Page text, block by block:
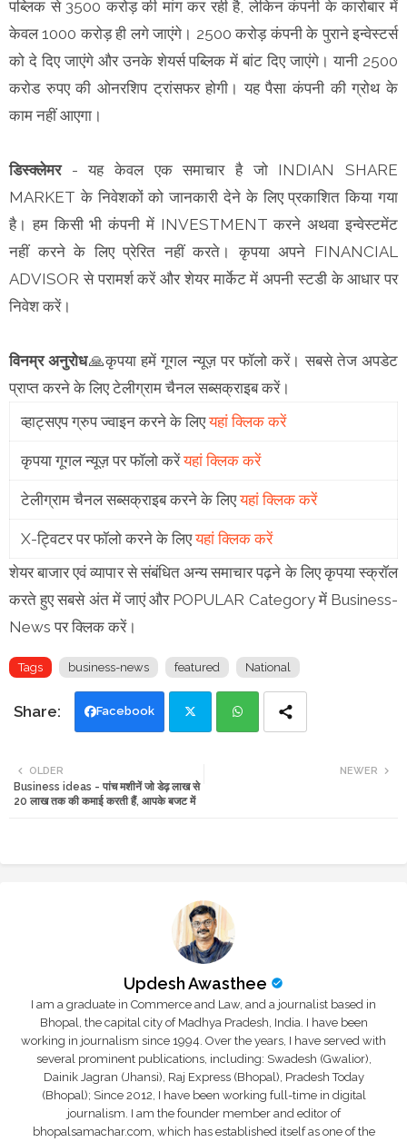
पब्लिक से 3500 करोड़ की मांग कर रही है, लेकिन कंपनी के कारोबार में
केवल 1000 करोड़ ही लगे जाएंगे। 2500 करोड़ कंपनी के पुराने इन्वेस्टर्स
को दे दिए जाएंगे और उनके शेयर्स पब्लिक में बांट दिए जाएंगे। यानी 2500
करोड रुपए की ओनरशिप ट्रांसफर होगी। यह पैसा कंपनी की ग्रोथ के
काम नहीं आएगा।
डिस्क्लेमर - यह केवल एक समाचार है जो INDIAN SHARE
MARKET के निवेशकों को जानकारी देने के लिए प्रकाशित किया गया
है। हम किसी भी कंपनी में INVESTMENT करने अथवा इन्वेस्टमेंट
नहीं करने के लिए प्रेरित नहीं करते। कृपया अपने FINANCIAL
ADVISOR से परामर्श करें और शेयर मार्केट में अपनी स्टडी के आधार पर
निवेश करें।
विनम्र अनुरोध🙏कृपया हमें गूगल न्यूज़ पर फॉलो करें। सबसे तेज अपडेट
प्राप्त करने के लिए टेलीग्राम चैनल सब्सक्राइब करें।
व्हाट्सएप ग्रुप ज्वाइन करने के लिएयहां क्लिक करें
कृपया गूगल न्यूज़ पर फॉलो करेंयहां क्लिक करें
टेलीग्राम चैनल सब्सक्राइब करने के लिएयहां क्लिक करें
X-ट्विटर पर फॉलो करने के लिएयहां क्लिक करें
शेयर बाजार एवं व्यापार से संबंधित अन्य समाचार पढ़ने के लिए कृपया स्क्रॉल
करते हुए सबसे अंत में जाएं और POPULAR Category में Business-
News पर क्लिक करें।
Tags business-news featured National
Facebook
tte
NEWER
OLDER
Business ideas - पांच मशीनें जो डेढ़ लाख से
20 लाख तक की कमाई करती हैं, आपके बजट में
Updesh Awasthee
I am a graduate in Commerce and Law, and a journalist based in
Bhopal, the capital city of Madhya Pradesh, India. I have been
working in journalism since 1994. Over the years, I have served with
several prominent publications, including: Swadesh (Gwalior),
Dainik Jagran (Jhansi), Raj Express (Bhopal), Pradesh Today
(Bhopal); Since 2012, I have been working full-time in digital
journalism. I am the founder member and editor of
bhopalsamachar.com, which has established itself as one of the